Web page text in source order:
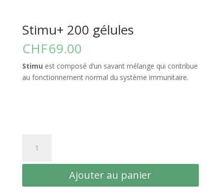
Stimu+ 200 gélules
CHF69.00
Stimu est composé d’un savant mélange qui contribue
au fonctionnement normal du système immunitaire.
Stimu+
gélules
Ajouter au panier